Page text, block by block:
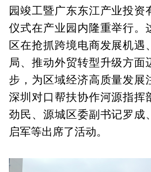
园竣工暨广东东江产业投资
仪式在产业园内隆重举行。
区在抢抓跨境电商发展机遇
局、推动外贸转型升级方面
步，为区域经济高质量发展
深圳对口帮扶协作河源指挥
劲民、源城区委副书记罗成
启军等出席了活动。